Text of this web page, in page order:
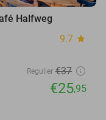
Halfweg
9.7 star
Regulier €37
€25,95